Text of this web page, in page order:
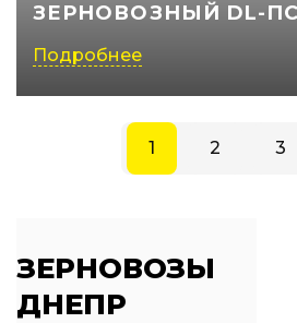
ЗЕРНОВОЗНЫЙ DL-ПС
Подробнее
1 2 3
ЗЕРНОВОЗЫ
ДНЕПР